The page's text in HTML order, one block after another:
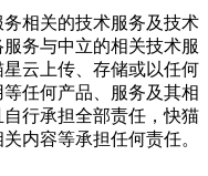
相关的技术服务及技术
务与中立的相关技术服
云上传、存储或以任何
任何产品、服务及其相
行承担全部责任，快猫
内容等承担任何责任。